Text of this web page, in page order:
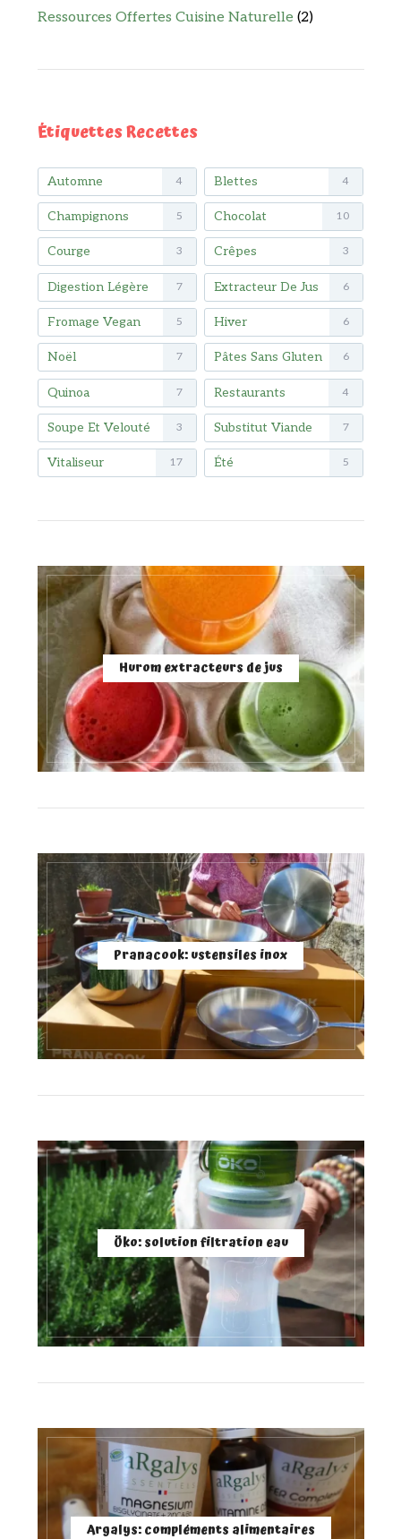
Ressources Offertes Cuisine Naturelle (2)
Étiquettes Recettes
Automne 4 Blettes 4
Champignons 5 Chocolat 10
Courge 3 Crêpes 3
Digestion Légère 7 Extracteur De Jus 6
Fromage Vegan 5 Hiver 6
Noël 7 Pâtes Sans Gluten 6
Quinoa 7 Restaurants 4
Soupe Et Velouté 3 Substitut Viande 7
Vitaliseur 17 Été 5
Hurom extracteurs de jus
Pranacook: ustensiles inox
Öko: solution filtration eau
Argalys: compléments alimentaires